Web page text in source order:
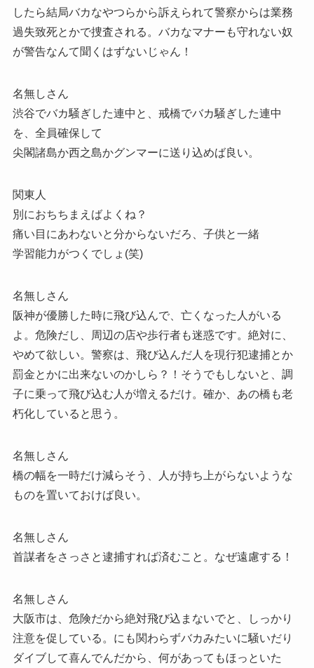
したら結局バカなやつらから訴えられて警察からは業務
過失致死とかで捜査される。バカなマナーも守れない奴
が警告なんて聞くはずないじゃん！
名無しさん
渋谷でバカ騒ぎした連中と、戒橋でバカ騒ぎした連中
を、全員確保して
尖閣諸島か西之島かグンマーに送り込めば良い。
関東人
別におちちまえばよくね？
痛い目にあわないと分からないだろ、子供と一緒
学習能力がつくでしょ(笑)
名無しさん
阪神が優勝した時に飛び込んで、亡くなった人がいる
よ。危険だし、周辺の店や歩行者も迷惑です。絶対に、
やめて欲しい。警察は、飛び込んだ人を現行犯逮捕とか
罰金とかに出来ないのかしら？！そうでもしないと、調
子に乗って飛び込む人が増えるだけ。確か、あの橋も老
朽化していると思う。
名無しさん
橋の幅を一時だけ減らそう、人が持ち上がらないような
ものを置いておけば良い。
名無しさん
首謀者をさっさと逮捕すれば済むこと。なぜ遠慮する！
名無しさん
大阪市は、危険だから絶対飛び込まないでと、しっかり
注意を促している。にも関わらずバカみたいに騒いだり
ダイブして喜んでんだから、何があってもほっといた